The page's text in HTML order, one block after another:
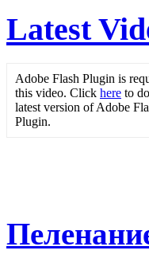
Latest
Adobe Flash Plugin is
this video. Click here to
latest version of Adobe
Plugin.